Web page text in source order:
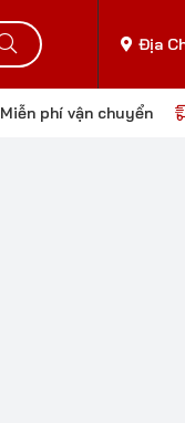
Địa
Miễn phí vận chuyển